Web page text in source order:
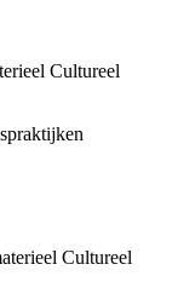
Cultureel
Cultureel